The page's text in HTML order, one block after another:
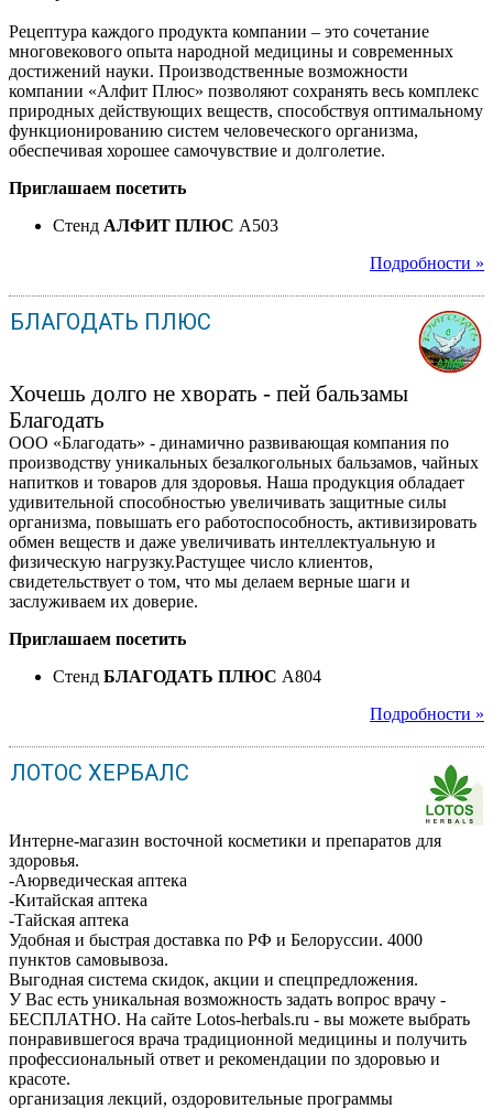
Рецептура каждого продукта компании – это сочетание
многовекового опыта народной медицины и современных
достижений науки. Производственные возможности
компании «Алфит Плюс» позволяют сохранять весь комплекс
природных действующих веществ, способствуя оптимальному
функционированию систем человеческого организма,
обеспечивая хорошее самочувствие и долголетие.
Приглашаем посетить
Стенд АЛФИТ ПЛЮС A503
Подробности »
БЛАГОДАТЬ ПЛЮС
Хочешь долго не хворать - пей бальзамы
Благодать
ООО «Благодать» - динамично развивающая компания по
производству уникальных безалкогольных бальзамов, чайных
напитков и товаров для здоровья. Наша продукция обладает
удивительной способностью увеличивать защитные силы
организма, повышать его работоспособность, активизировать
обмен веществ и даже увеличивать интеллектуальную и
физическую нагрузку.Растущее число клиентов,
свидетельствует о том, что мы делаем верные шаги и
заслуживаем их доверие.
Приглашаем посетить
Стенд БЛАГОДАТЬ ПЛЮС A804
Подробности »
ЛОТОС ХЕРБАЛС
Интерне-магазин восточной косметики и препаратов для
здоровья.
-Аюрведическая аптека
-Китайская аптека
-Тайская аптека
Удобная и быстрая доставка по РФ и Белоруссии. 4000
пунктов самовывоза.
Выгодная система скидок, акции и спецпредложения.
У Вас есть уникальная возможность задать вопрос врачу -
БЕСПЛАТНО. На сайте Lotos-herbals.ru - вы можете выбрать
понравившегося врача традиционной медицины и получить
профессиональный ответ и рекомендации по здоровью и
красоте.
организация лекций, оздоровительные программы